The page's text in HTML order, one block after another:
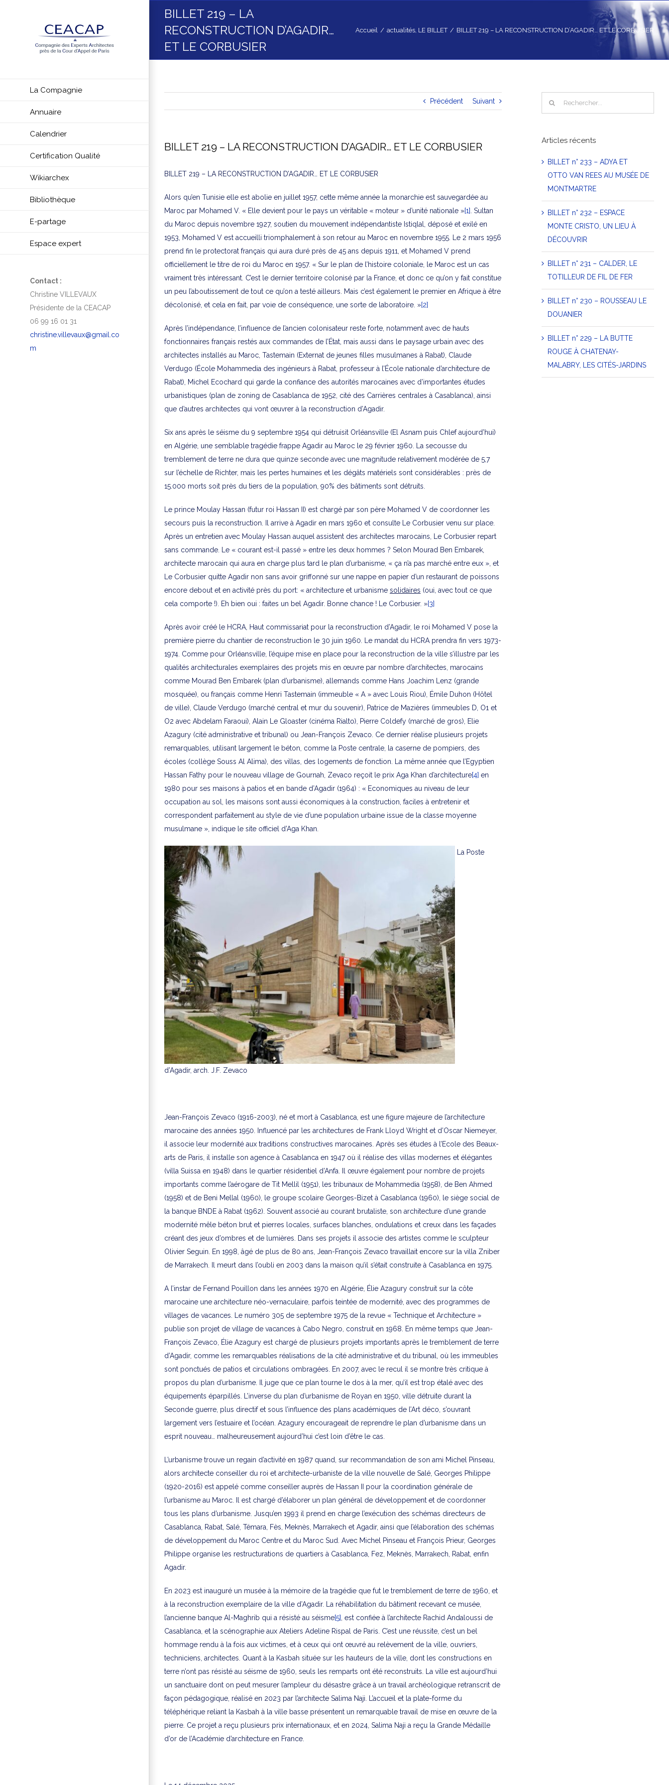
La Compagnie
Annuaire
Calendrier
Certification Qualité
Wikiarchex
Bibliothèque
E-partage
Espace expert
Contact :
Christine VILLEVAUX
Présidente de la CEACAP
06 99 16 01 31
christine.villevaux@gmail.co
m
BILLET 219 – LA
RECONSTRUCTION D’AGADIR…
ET LE CORBUSIER
Accueil / actualités LE BILLET / BILLET 219 – LA RECONSTRUCTION D’AGADIR… ET LE CORBUSIER
Précédent Suivant
BILLET 219 – LA RECONSTRUCTION D’AGADIR… ET LE CORBUSIER
BILLET 219 – LA RECONSTRUCTION D’AGADIR… ET LE CORBUSIER
Alors qu’en Tunisie elle est abolie en juillet 1957, cette même année la monarchie est sauvegardée au
Maroc par Mohamed V. « Elle devient pour le pays un véritable « moteur » d’unité nationale »[1] . Sultan
du Maroc depuis novembre 1927, soutien du mouvement indépendantiste Istiqlal, déposé et exilé en
1953, Mohamed V est accueilli triomphalement à son retour au Maroc en novembre 1955. Le 2 mars 1956
prend fin le protectorat français qui aura duré près de 45 ans depuis 1911, et Mohamed V prend
officiellement le titre de roi du Maroc en 1957. « Sur le plan de l’histoire coloniale, le Maroc est un cas
vraiment très intéressant. C’est le dernier territoire colonisé par la France, et donc ce qu’on y fait constitue
un peu l’aboutissement de tout ce qu’on a testé ailleurs. Mais c’est également le premier en Afrique à être
décolonisé, et cela en fait, par voie de conséquence, une sorte de laboratoire. »[2]
Après l’indépendance, l’influence de l’ancien colonisateur reste forte, notamment avec de hauts
fonctionnaires français restés aux commandes de l’État, mais aussi dans le paysage urbain avec des
architectes installés au Maroc, Tastemain (Externat de jeunes filles musulmanes à Rabat), Claude
Verdugo (École Mohammedia des ingénieurs à Rabat, professeur à l’École nationale d’architecture de
Rabat), Michel Ecochard qui garde la confiance des autorités marocaines avec d’importantes études
urbanistiques (plan de zoning de Casablanca de 1952, cité des Carrières centrales à Casablanca), ainsi
que d’autres architectes qui vont œuvrer à la reconstruction d’Agadir.
Six ans après le séisme du 9 septembre 1954 qui détruisit Orléansville (El Asnam puis Chlef aujourd’hui)
en Algérie, une semblable tragédie frappe Agadir au Maroc le 29 février 1960. La secousse du
tremblement de terre ne dura que quinze seconde avec une magnitude relativement modérée de 5,7
sur l’échelle de Richter, mais les pertes humaines et les dégâts matériels sont considérables : près de
15.000 morts soit près du tiers de la population, 90% des bâtiments sont détruits.
Le prince Moulay Hassan (futur roi Hassan II) est chargé par son père Mohamed V de coordonner les
secours puis la reconstruction. Il arrive à Agadir en mars 1960 et consulte Le Corbusier venu sur place.
Après un entretien avec Moulay Hassan auquel assistent des architectes marocains, Le Corbusier repart
sans commande. Le « courant est-il passé » entre les deux hommes ? Selon Mourad Ben Embarek,
architecte marocain qui aura en charge plus tard le plan d’urbanisme, « ça n’a pas marché entre eux », et
Le Corbusier quitte Agadir non sans avoir griffonné sur une nappe en papier d’un restaurant de poissons
encore debout et en activité près du port: « architecture et urbanisme solidaires (oui, avec tout ce que
cela comporte !). Eh bien oui : faites un bel Agadir. Bonne chance ! Le Corbusier. »[3]
Après avoir créé le HCRA, Haut commissariat pour la reconstruction d’Agadir, le roi Mohamed V pose la
première pierre du chantier de reconstruction le 30 juin 1960. Le mandat du HCRA prendra fin vers 1973-
1974. Comme pour Orléansville, l’équipe mise en place pour la reconstruction de la ville s’illustre par les
qualités architecturales exemplaires des projets mis en œuvre par nombre d’architectes, marocains
comme Mourad Ben Embarek (plan d’urbanisme), allemands comme Hans Joachim Lenz (grande
mosquée), ou français comme Henri Tastemain (immeuble « A » avec Louis Riou), Émile Duhon (Hôtel
de ville), Claude Verdugo (marché central et mur du souvenir), Patrice de Mazières (immeubles D, O1 et
O2 avec Abdelam Faraoui), Alain Le Gloaster (cinéma Rialto), Pierre Coldefy (marché de gros), Elie
Azagury (cité administrative et tribunal) ou Jean-François Zevaco. Ce dernier réalise plusieurs projets
remarquables, utilisant largement le béton, comme la Poste centrale, la caserne de pompiers, des
écoles (collège Souss Al Alima), des villas, des logements de fonction. La même année que l’Egyptien
Hassan Fathy pour le nouveau village de Gournah, Zevaco reçoit le prix Aga Khan d’architecture[4] en
1980 pour ses maisons à patios et en bande d’Agadir (1964) : « Economiques au niveau de leur
occupation au sol, les maisons sont aussi économiques à la construction, faciles à entretenir et
correspondent parfaitement au style de vie d’une population urbaine issue de la classe moyenne
musulmane », indique le site officiel d’Aga Khan.
La Poste
d’Agadir, arch. J.F. Zevaco
Jean-François Zevaco (1916-2003), né et mort à Casablanca, est une figure majeure de l’architecture
marocaine des années 1950. Influencé par les architectures de Frank Lloyd Wright et d’Oscar Niemeyer,
il associe leur modernité aux traditions constructives marocaines. Après ses études à l’Ecole des Beaux-
arts de Paris, il installe son agence à Casablanca en 1947 où il réalise des villas modernes et élégantes
(villa Suissa en 1948) dans le quartier résidentiel d’Anfa. Il œuvre également pour nombre de projets
importants comme l’aérogare de Tit Mellil (1951), les tribunaux de Mohammedia (1958), de Ben Ahmed
(1958) et de Beni Mellal (1960), le groupe scolaire Georges-Bizet à Casablanca (1960), le siège social de
la banque BNDE à Rabat (1962). Souvent associé au courant brutaliste, son architecture d’une grande
modernité mêle béton brut et pierres locales, surfaces blanches, ondulations et creux dans les façades
créant des jeux d’ombres et de lumières. Dans ses projets il associe des artistes comme le sculpteur
Olivier Seguin. En 1998, âgé de plus de 80 ans, Jean-François Zevaco travaillait encore sur la villa Zniber
de Marrakech. Il meurt dans l’oubli en 2003 dans la maison qu’il s’était construite à Casablanca en 1975.
A l’instar de Fernand Pouillon dans les années 1970 en Algérie, Élie Azagury construit sur la côte
marocaine une architecture néo-vernaculaire, parfois teintée de modernité, avec des programmes de
villages de vacances. Le numéro 305 de septembre 1975 de la revue « Technique et Architecture »
publie son projet de village de vacances à Cabo Negro, construit en 1968. En même temps que Jean-
François Zevaco, Élie Azagury est chargé de plusieurs projets importants après le tremblement de terre
d’Agadir, comme les remarquables réalisations de la cité administrative et du tribunal, où les immeubles
sont ponctués de patios et circulations ombragées. En 2007, avec le recul il se montre très critique à
propos du plan d’urbanisme. Il juge que ce plan tourne le dos à la mer, qu’il est trop étalé avec des
équipements éparpillés. L’inverse du plan d’urbanisme de Royan en 1950, ville détruite durant la
Seconde guerre, plus directif et sous l’influence des plans académiques de l’Art déco, s’ouvrant
largement vers l’estuaire et l’océan. Azagury encourageait de reprendre le plan d’urbanisme dans un
esprit nouveau… malheureusement aujourd’hui c’est loin d’être le cas.
L’urbanisme trouve un regain d’activité en 1987 quand, sur recommandation de son ami Michel Pinseau,
alors architecte conseiller du roi et architecte-urbaniste de la ville nouvelle de Salé, Georges Philippe
(1920-2016) est appelé comme conseiller auprès de Hassan II pour la coordination générale de
l’urbanisme au Maroc. Il est chargé d’élaborer un plan général de développement et de coordonner
tous les plans d’urbanisme. Jusqu’en 1993 il prend en charge l’exécution des schémas directeurs de
Casablanca, Rabat, Salé, Témara, Fès, Meknès, Marrakech et Agadir, ainsi que l’élaboration des schémas
de développement du Maroc Centre et du Maroc Sud. Avec Michel Pinseau et François Prieur, Georges
Philippe organise les restructurations de quartiers à Casablanca, Fez, Meknès, Marrakech, Rabat, enfin
Agadir.
En 2023 est inauguré un musée à la mémoire de la tragédie que fut le tremblement de terre de 1960, et
à la reconstruction exemplaire de la ville d’Agadir. La réhabilitation du bâtiment recevant ce musée,
l’ancienne banque Al-Maghrib qui a résisté au séisme[5] , est confiée à l’architecte Rachid Andaloussi de
Casablanca, et la scénographie aux Ateliers Adeline Rispal de Paris. C’est une réussite, c’est un bel
hommage rendu à la fois aux victimes, et à ceux qui ont œuvré au relèvement de la ville, ouvriers,
techniciens, architectes. Quant à la Kasbah située sur les hauteurs de la ville, dont les constructions en
terre n’ont pas résisté au séisme de 1960, seuls les remparts ont été reconstruits. La ville est aujourd’hui
un sanctuaire dont on peut mesurer l’ampleur du désastre grâce à un travail archéologique retranscrit de
façon pédagogique, réalisé en 2023 par l’architecte Salima Naji. L’accueil et la plate-forme du
téléphérique reliant la Kasbah à la ville basse présentent un remarquable travail de mise en œuvre de la
pierre. Ce projet a reçu plusieurs prix internationaux, et en 2024, Salima Naji a reçu la Grande Médaille
d’or de l’Académie d’architecture en France.
Articles récents
BILLET n° 233 – ADYA ET
OTTO VAN REES AU MUSÉE DE
MONTMARTRE
BILLET n° 232 – ESPACE
MONTE CRISTO, UN LIEU À
DÉCOUVRIR
BILLET n° 231 – CALDER, LE
TOTILLEUR DE FIL DE FER
BILLET n° 230 – ROUSSEAU LE
DOUANIER
BILLET n° 229 – LA BUTTE
ROUGE À CHATENAY-
MALABRY, LES CITÉS-JARDINS